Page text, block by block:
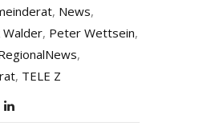
, News,
Walder, Peter Wettsein,
,
, TELE Z